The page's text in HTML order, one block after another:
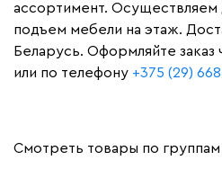
ассортимент.
подъем мебели на этаж.
Беларусь. Оформляйте заказ
или по телефону +375 (29)
Смотреть товары по группам